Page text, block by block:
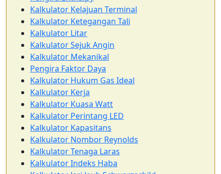
Kalkulator Kelajuan Terminal
Kalkulator Ketegangan Tali
Kalkulator Litar
Kalkulator Sejuk Angin
Kalkulator Mekanikal
Pengira Faktor Daya
Kalkulator Hukum Gas Ideal
Kalkulator Kerja
Kalkulator Kuasa Watt
Kalkulator Perintang LED
Kalkulator Kapasitans
Kalkulator Nombor Reynolds
Kalkulator Tenaga Laras
Kalkulator Indeks Haba